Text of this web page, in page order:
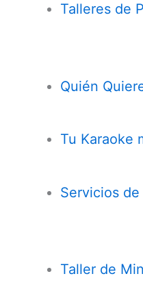
Talleres de
Quién
Tu Karaoke
Servicios
Taller de